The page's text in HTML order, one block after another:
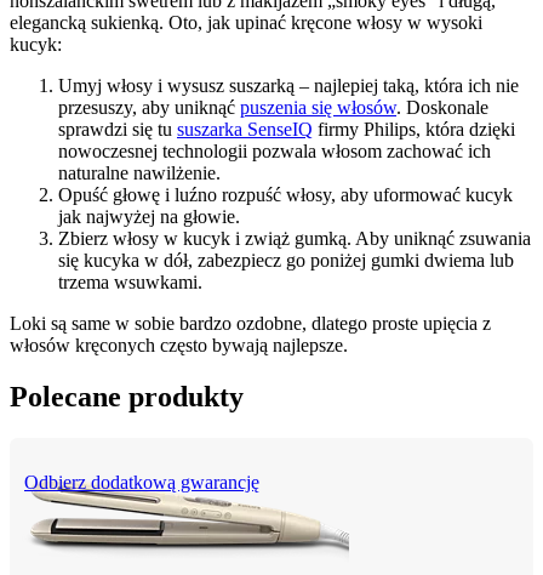
elegancką sukienką. Oto, jak upinać kręcone włosy w wysoki
kucyk:
Umyj włosy i wysusz suszarką – najlepiej taką, która ich nie
przesuszy, aby uniknąć puszenia się włosów. Doskonale
sprawdzi się tu suszarka SenseIQ firmy Philips, która dzięki
nowoczesnej technologii pozwala włosom zachować ich
naturalne nawilżenie.
Opuść głowę i luźno rozpuść włosy, aby uformować kucyk
jak najwyżej na głowie.
Zbierz włosy w kucyk i zwiąż gumką. Aby uniknąć zsuwania
się kucyka w dół, zabezpiecz go poniżej gumki dwiema lub
trzema wsuwkami.
Loki są same w sobie bardzo ozdobne, dlatego proste upięcia z
włosów kręconych często bywają najlepsze.
Polecane produkty
Odbierz dodatkową gwarancję